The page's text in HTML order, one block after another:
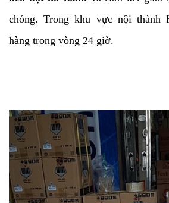
chóng. Trong khu vực nội thành
hàng trong vòng 24 giờ.